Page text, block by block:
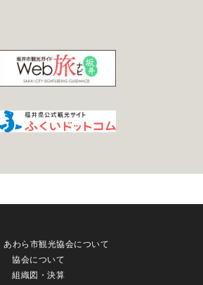
あわら市観光協会について
協会について
組織図・決算